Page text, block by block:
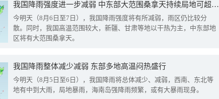
我国降雨强度进一步减弱 中东部大范围桑拿天持续局地可超38℃
今明天（8月6日至7日），我国降雨强度将有所减弱，雨区仍比较分
散。同时，我国高温范围较大，新疆、甘肃等地以干热为主，中东部地
区将有大范围桑拿天。
我国降雨整体减少减弱 东部多地高温闷热盛行
今明天（8月5日至6日），我国降雨将总体减少、减弱，西南、东北等
地有中到大雨，局地暴雨，海南岛强降雨频繁，或有大暴雨现身。